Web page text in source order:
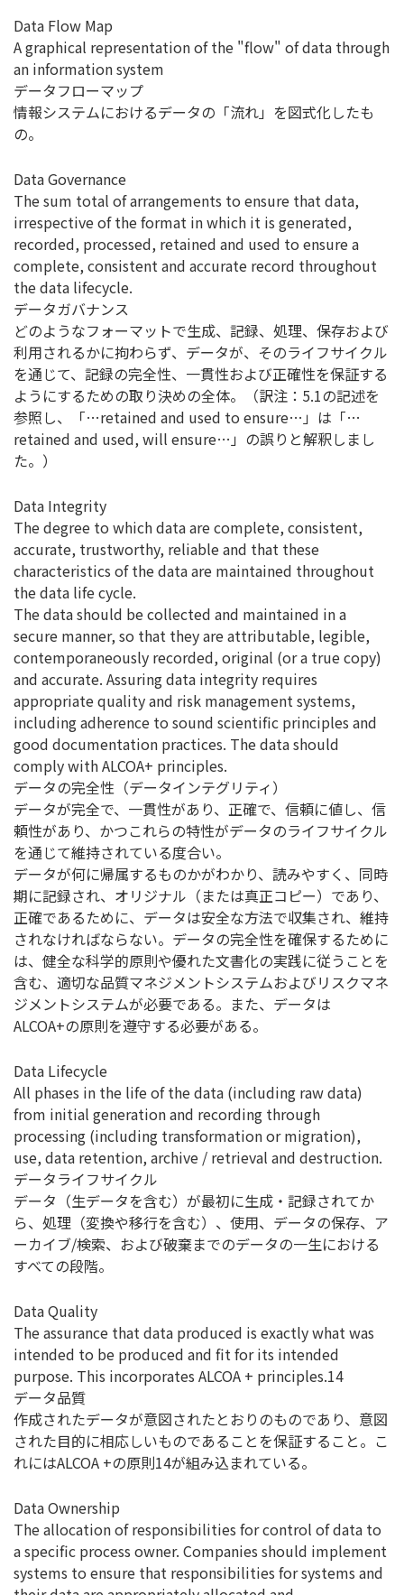
Data Flow Map
A graphical representation of the "flow" of data through
an information system
データフローマップ
情報システムにおけるデータの「流れ」を図式化したも
の。
Data Governance
The sum total of arrangements to ensure that data,
irrespective of the format in which it is generated,
recorded, processed, retained and used to ensure a
complete, consistent and accurate record throughout
the data lifecycle.
データガバナンス
どのようなフォーマットで生成、記録、処理、保存および
利用されるかに拘わらず、データが、そのライフサイクル
を通じて、記録の完全性、一貫性および正確性を保証する
ようにするための取り決めの全体。（訳注：5.1の記述を
参照し、「…retained and used to ensure…」は「…
retained and used, will ensure…」の誤りと解釈しまし
た。）
Data Integrity
The degree to which data are complete, consistent,
accurate, trustworthy, reliable and that these
characteristics of the data are maintained throughout
the data life cycle.
The data should be collected and maintained in a
secure manner, so that they are attributable, legible,
contemporaneously recorded, original (or a true copy)
and accurate. Assuring data integrity requires
appropriate quality and risk management systems,
including adherence to sound scientific principles and
good documentation practices. The data should
comply with ALCOA+ principles.
データの完全性（データインテグリティ）
データが完全で、一貫性があり、正確で、信頼に値し、信
頼性があり、かつこれらの特性がデータのライフサイクル
を通じて維持されている度合い。
データが何に帰属するものかがわかり、読みやすく、同時
期に記録され、オリジナル（または真正コピー）であり、
正確であるために、データは安全な方法で収集され、維持
されなければならない。データの完全性を確保するために
は、健全な科学的原則や優れた文書化の実践に従うことを
含む、適切な品質マネジメントシステムおよびリスクマネ
ジメントシステムが必要である。また、データは
ALCOA+の原則を遵守する必要がある。
Data Lifecycle
All phases in the life of the data (including raw data)
from initial generation and recording through
processing (including transformation or migration),
use, data retention, archive / retrieval and destruction.
データライフサイクル
データ（生データを含む）が最初に生成・記録されてか
ら、処理（変換や移行を含む）、使用、データの保存、ア
ーカイブ/検索、および破棄までのデータの一生における
すべての段階。
Data Quality
The assurance that data produced is exactly what was
intended to be produced and fit for its intended
purpose. This incorporates ALCOA + principles.14
データ品質
作成されたデータが意図されたとおりのものであり、意図
された目的に相応しいものであることを保証すること。こ
れにはALCOA +の原則14が組み込まれている。
Data Ownership
The allocation of responsibilities for control of data to
a specific process owner. Companies should implement
systems to ensure that responsibilities for systems and